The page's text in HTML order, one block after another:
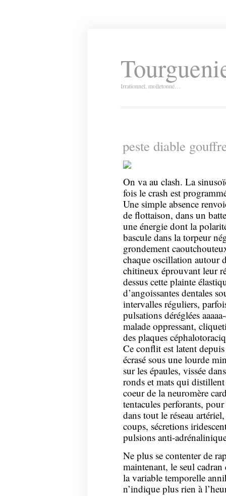
Irrationnel, molletonné…
peste diable
On va au clash. La
fois le crash est
Une simple absence
de flottaison, dans un
une énergie dont la
bascule dans la torpeur
grondement
chaque oscillation autour
chitineux éprouvant leur
dessus cette plainte
d’angoissantes dentales
intervalles réguliers,
pulsations déréglées
malade oppressant,
des plaques
Ce conflit est latent
écrasé sous une lourde
sur les épaules, vissée
ronds et mats qui
coeur de la neuromère
tentacules perforants,
dans tout le réseau
coups, sécretions
pulsions anti-
Ne plus se contenter de
maintenant, le seul
la variable temporelle
n’indique plus rien à